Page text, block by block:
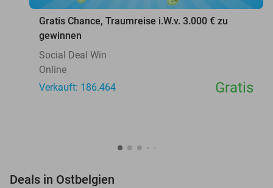
Gratis Chance, Traumreise i.W.v. 3.000 € zu
gewinnen
Social Deal Win
Online
Verkauft: 186.464
Gratis
Deals in Ostbelgien